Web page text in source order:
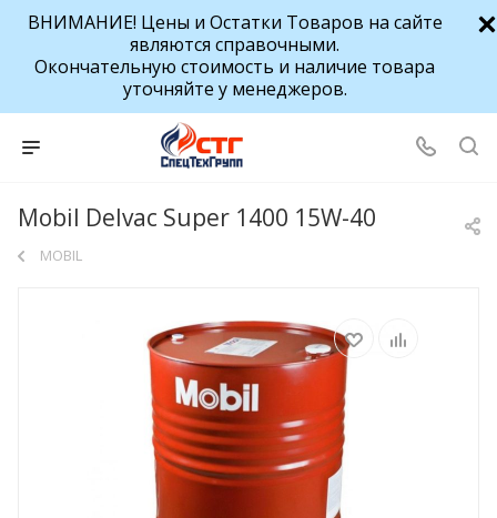
ВНИМАНИЕ! Цены и Остатки Товаров на сайте
являются справочными.
Окончательную стоимость и наличие товара
уточняйте у менеджеров.
Mobil Delvac Super 1400 15W-40
MOBIL